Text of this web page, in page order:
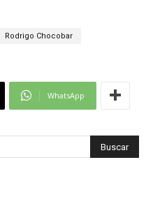
Rodrigo Chocobar
WhatsApp